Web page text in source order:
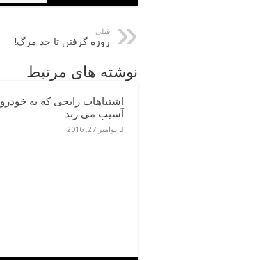
قبلی
روزه گرفتن تا حد مرگ!
نوشته های مرتبط
اشتباهات رایجی که به خودرو
آسیب می زند
نوامبر 27, 2016